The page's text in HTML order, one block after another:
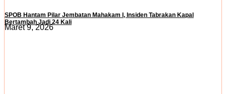
SPOB Hantam Pilar Jembatan Mahakam I, Insiden Tabrakan Kapal
Bertambah Jadi 24 Kali
Maret 9, 2026